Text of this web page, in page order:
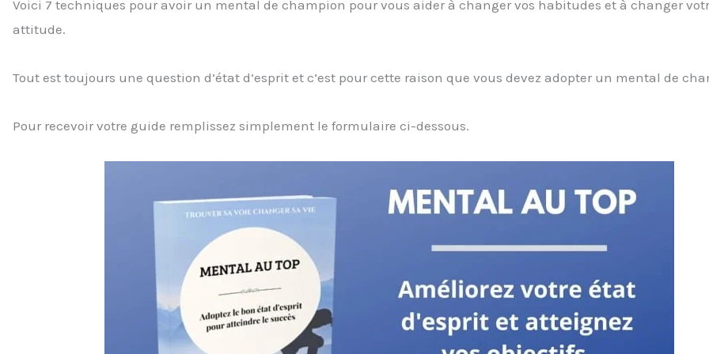
Voici 7 techniques pour avoir un mental de champion pour vous aider à changer vos habitudes et à changer
attitude.
Tout est toujours une question d’état d’esprit et c’est pour cette raison que vous devez adopter un mental de
Pour recevoir votre guide remplissez simplement le formulaire ci-dessous.